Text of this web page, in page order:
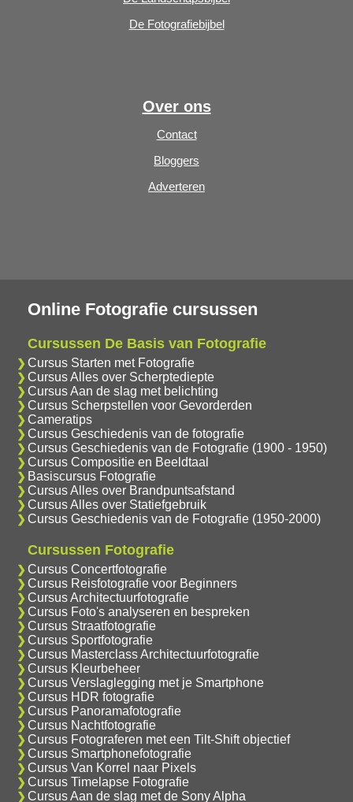
De Fotografiebijbel
Over ons
Contact
Bloggers
Adverteren
Online Fotografie cursussen
Cursussen De Basis van Fotografie
Cursus Starten met Fotografie
Cursus Alles over Scherptediepte
Cursus Aan de slag met belichting
Cursus Scherpstellen voor Gevorderden
Cameratips
Cursus Geschiedenis van de fotografie
Cursus Geschiedenis van de Fotografie (1900 - 1950)
Cursus Compositie en Beeldtaal
Basiscursus Fotografie
Cursus Alles over Brandpuntsafstand
Cursus Alles over Statiefgebruik
Cursus Geschiedenis van de Fotografie (1950-2000)
Cursussen Fotografie
Cursus Concertfotografie
Cursus Reisfotografie voor Beginners
Cursus Architectuurfotografie
Cursus Foto's analyseren en bespreken
Cursus Straatfotografie
Cursus Sportfotografie
Cursus Masterclass Architectuurfotografie
Cursus Kleurbeheer
Cursus Verslaglegging met je Smartphone
Cursus HDR fotografie
Cursus Panoramafotografie
Cursus Nachtfotografie
Cursus Fotograferen met een Tilt-Shift objectief
Cursus Smartphonefotografie
Cursus Van Korrel naar Pixels
Cursus Timelapse Fotografie
Cursus Aan de slag met de Sony Alpha